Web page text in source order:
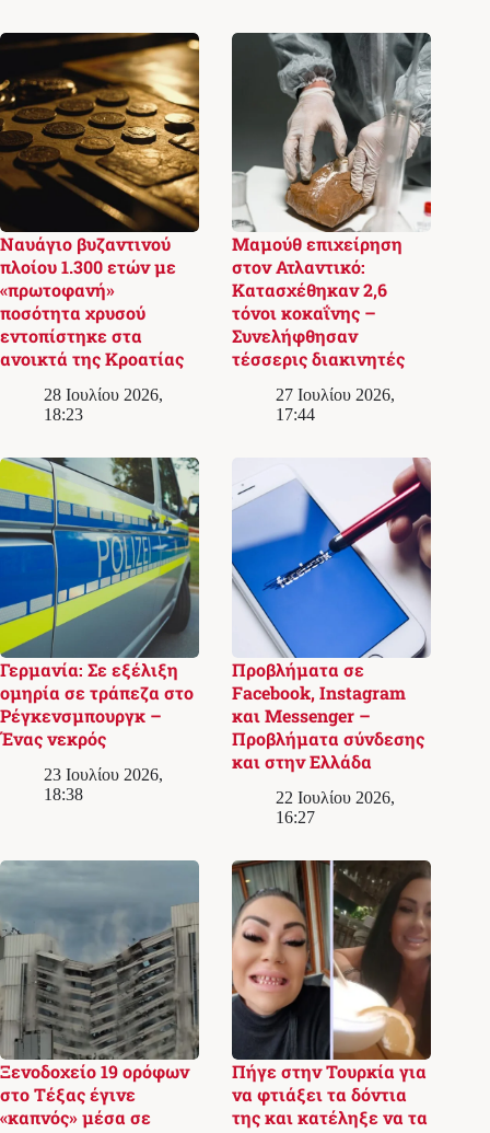
Ναυάγιο βυζαντινού
πλοίου 1.300 ετών με
«πρωτοφανή»
ποσότητα χρυσού
εντοπίστηκε στα
ανοικτά της Κροατίας
28 Ιουλίου 2026,
18:23
Μαμούθ επιχείρηση
στον Ατλαντικό:
Κατασχέθηκαν 2,6
τόνοι κοκαΐνης –
Συνελήφθησαν
τέσσερις διακινητές
27 Ιουλίου 2026,
17:44
Γερμανία: Σε εξέλιξη
ομηρία σε τράπεζα στο
Ρέγκενσμπουργκ –
Ένας νεκρός
23 Ιουλίου 2026,
18:38
Προβλήματα σε
Facebook, Instagram
και Messenger –
Προβλήματα σύνδεσης
και στην Ελλάδα
22 Ιουλίου 2026,
16:27
Ξενοδοχείο 19 ορόφων
στο Τέξας έγινε
«καπνός» μέσα σε
Πήγε στην Τουρκία για
να φτιάξει τα δόντια
της και κατέληξε να τα